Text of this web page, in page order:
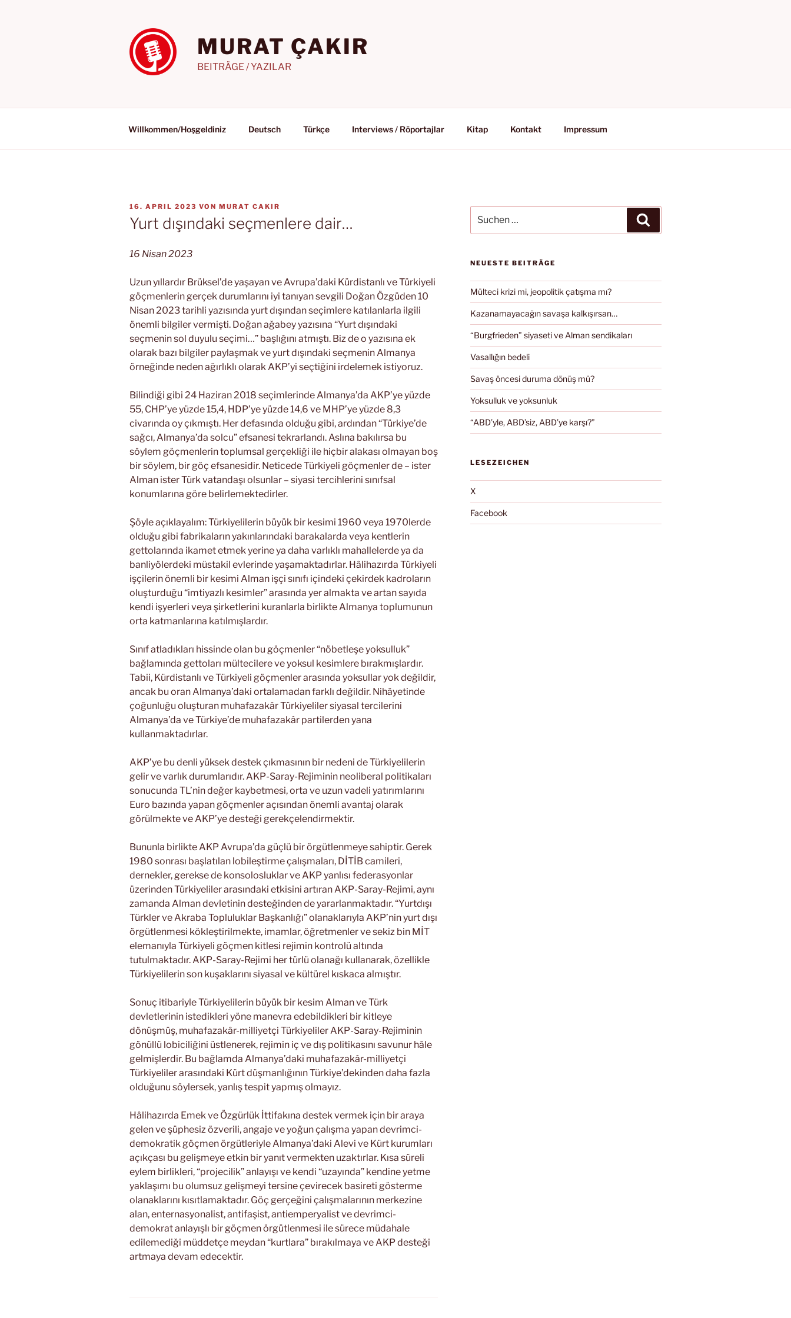
MURAT ÇAKIR
BEITRÄGE / YAZILAR
Willkommen/Hoşgeldiniz Deutsch Türkçe Interviews / Röportajlar Kitap Kontakt Impressum
VERÖFFENTLICHT
AM
16. APRIL 2023 VON MURAT CAKIR
Yurt dışındaki seçmenlere dair…
16 Nisan 2023
Uzun yıllardır Brüksel’de yaşayan ve Avrupa’daki Kürdistanlı ve Türkiyeli
göçmenlerin gerçek durumlarını iyi tanıyan sevgili Doğan Özgüden 10
Nisan 2023 tarihli yazısında yurt dışından seçimlere katılanlarla ilgili
önemli bilgiler vermişti. Doğan ağabey yazısına “Yurt dışındaki
seçmenin sol duyulu seçimi…” başlığını atmıştı. Biz de o yazısına ek
olarak bazı bilgiler paylaşmak ve yurt dışındaki seçmenin Almanya
örneğinde neden ağırlıklı olarak AKP’yi seçtiğini irdelemek istiyoruz.
Bilindiği gibi 24 Haziran 2018 seçimlerinde Almanya’da AKP’ye yüzde
55, CHP’ye yüzde 15,4, HDP’ye yüzde 14,6 ve MHP’ye yüzde 8,3
civarında oy çıkmıştı. Her defasında olduğu gibi, ardından “Türkiye’de
sağcı, Almanya’da solcu” efsanesi tekrarlandı. Aslına bakılırsa bu
söylem göçmenlerin toplumsal gerçekliği ile hiçbir alakası olmayan boş
bir söylem, bir göç efsanesidir. Neticede Türkiyeli göçmenler de – ister
Alman ister Türk vatandaşı olsunlar – siyasi tercihlerini sınıfsal
konumlarına göre belirlemektedirler.
Şöyle açıklayalım: Türkiyelilerin büyük bir kesimi 1960 veya 1970lerde
olduğu gibi fabrikaların yakınlarındaki barakalarda veya kentlerin
gettolarında ikamet etmek yerine ya daha varlıklı mahallelerde ya da
banliyölerdeki müstakil evlerinde yaşamaktadırlar. Hâlihazırda Türkiyeli
işçilerin önemli bir kesimi Alman işçi sınıfı içindeki çekirdek kadroların
oluşturduğu “imtiyazlı kesimler” arasında yer almakta ve artan sayıda
kendi işyerleri veya şirketlerini kuranlarla birlikte Almanya toplumunun
orta katmanlarına katılmışlardır.
Sınıf atladıkları hissinde olan bu göçmenler “nöbetleşe yoksulluk”
bağlamında gettoları mültecilere ve yoksul kesimlere bırakmışlardır.
Tabii, Kürdistanlı ve Türkiyeli göçmenler arasında yoksullar yok değildir,
ancak bu oran Almanya’daki ortalamadan farklı değildir. Nihâyetinde
çoğunluğu oluşturan muhafazakâr Türkiyeliler siyasal tercilerini
Almanya’da ve Türkiye’de muhafazakâr partilerden yana
kullanmaktadırlar.
AKP’ye bu denli yüksek destek çıkmasının bir nedeni de Türkiyelilerin
gelir ve varlık durumlarıdır. AKP-Saray-Rejiminin neoliberal politikaları
sonucunda TL’nin değer kaybetmesi, orta ve uzun vadeli yatırımlarını
Euro bazında yapan göçmenler açısından önemli avantaj olarak
görülmekte ve AKP’ye desteği gerekçelendirmektir.
Bununla birlikte AKP Avrupa’da güçlü bir örgütlenmeye sahiptir. Gerek
1980 sonrası başlatılan lobileştirme çalışmaları, DİTİB camileri,
dernekler, gerekse de konsolosluklar ve AKP yanlısı federasyonlar
üzerinden Türkiyeliler arasındaki etkisini artıran AKP-Saray-Rejimi, aynı
zamanda Alman devletinin desteğinden de yararlanmaktadır. “Yurtdışı
Türkler ve Akraba Topluluklar Başkanlığı” olanaklarıyla AKP’nin yurt dışı
örgütlenmesi kökleştirilmekte, imamlar, öğretmenler ve sekiz bin MİT
elemanıyla Türkiyeli göçmen kitlesi rejimin kontrolü altında
tutulmaktadır. AKP-Saray-Rejimi her türlü olanağı kullanarak, özellikle
Türkiyelilerin son kuşaklarını siyasal ve kültürel kıskaca almıştır.
Sonuç itibariyle Türkiyelilerin büyük bir kesim Alman ve Türk
devletlerinin istedikleri yöne manevra edebildikleri bir kitleye
dönüşmüş, muhafazakâr-milliyetçi Türkiyeliler AKP-Saray-Rejiminin
gönüllü lobiciliğini üstlenerek, rejimin iç ve dış politikasını savunur hâle
gelmişlerdir. Bu bağlamda Almanya’daki muhafazakâr-milliyetçi
Türkiyeliler arasındaki Kürt düşmanlığının Türkiye’dekinden daha fazla
olduğunu söylersek, yanlış tespit yapmış olmayız.
Hâlihazırda Emek ve Özgürlük İttifakına destek vermek için bir araya
gelen ve şüphesiz özverili, angaje ve yoğun çalışma yapan devrimci-
demokratik göçmen örgütleriyle Almanya’daki Alevi ve Kürt kurumları
açıkçası bu gelişmeye etkin bir yanıt vermekten uzaktırlar. Kısa süreli
eylem birlikleri, “projecilik” anlayışı ve kendi “uzayında” kendine yetme
yaklaşımı bu olumsuz gelişmeyi tersine çevirecek basireti gösterme
olanaklarını kısıtlamaktadır. Göç gerçeğini çalışmalarının merkezine
alan, enternasyonalist, antifaşist, antiemperyalist ve devrimci-
demokrat anlayışlı bir göçmen örgütlenmesi ile sürece müdahale
edilemediği müddetçe meydan “kurtlara” bırakılmaya ve AKP desteği
artmaya devam edecektir.
nach:
NEUESTE BEITRÄGE
Mülteci krizi mi, jeopolitik çatışma mı?
Kazanamayacağın savaşa kalkışırsan…
“Burgfrieden” siyaseti ve Alman sendikaları
Vasallığın bedeli
Savaş öncesi duruma dönüş mü?
Yoksulluk ve yoksunluk
“ABD’yle, ABD’siz, ABD’ye karşı?”
LESEZEICHEN
X
Facebook